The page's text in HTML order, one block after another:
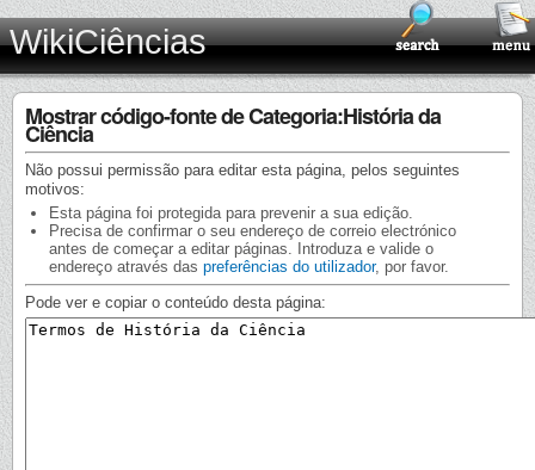
WikiCiências
Mostrar código-fonte de Categoria:História da
Ciência
Não possui permissão para editar esta página, pelos seguintes
motivos:
Esta página foi protegida para prevenir a sua edição.
Precisa de confirmar o seu endereço de correio electrónico
antes de começar a editar páginas. Introduza e valide o
endereço através das preferências do utilizador, por favor.
Pode ver e copiar o conteúdo desta página: